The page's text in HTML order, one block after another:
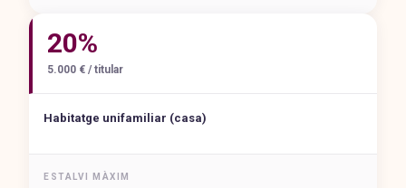
20%
5.000 € / titular
Habitatge unifamiliar (casa)
ESTALVI MÀXIM